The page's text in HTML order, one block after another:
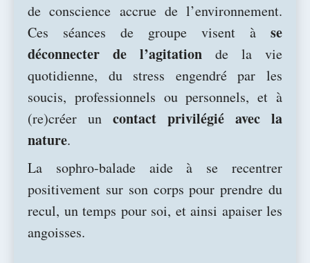
de conscience accrue de l’environnement.
Ces séances de groupe visent à se
déconnecter de l’agitation de la vie
quotidienne, du stress engendré par les
soucis, professionnels ou personnels, et à
(re)créer un contact privilégié avec la
nature.
La sophro-balade aide à se recentrer
positivement sur son corps pour prendre du
recul, un temps pour soi, et ainsi apaiser les
angoisses.